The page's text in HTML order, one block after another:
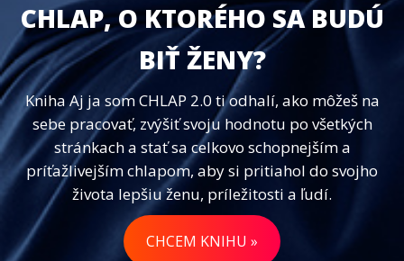
CHLAP, O KTORÉHO SA BUDÚ
BIŤ ŽENY?
Kniha Aj ja som CHLAP 2.0 ti odhalí, ako môžeš na
sebe pracovať, zvýšiť svoju hodnotu po všetkých
stránkach a stať sa celkovo schopnejším a
príťažlivejším chlapom, aby si pritiahol do svojho
života lepšiu ženu, príležitosti a ľudí.
CHCEM KNIHU »